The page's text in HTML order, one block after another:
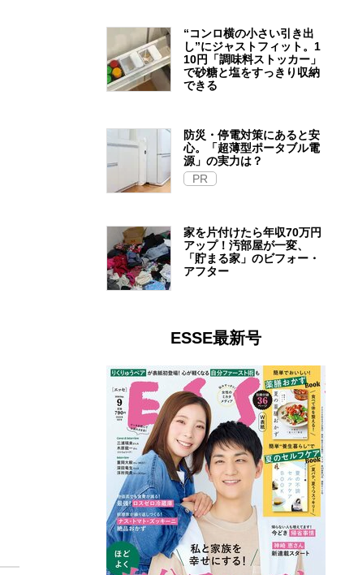
“コンロ横の小さい引き出
し”にジャストフィット。1
10円「調味料ストッカー」
で砂糖と塩をすっきり収納
できる
防災・停電対策にあると安
心。「超薄型ポータブル電
源」の実力は？​
PR
家を片付けたら年収70万円
アップ！汚部屋が一変、
「貯まる家」のビフォー・
アフター
ESSE最新号